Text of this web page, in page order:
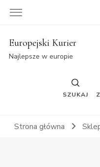
Europejski Kurier
Najlepsze w europie
SZUKAJ
Strona główna